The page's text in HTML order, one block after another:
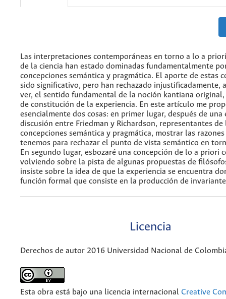
Las interpretaciones contemporáneas en torno a lo a
de la ciencia han estado dominadas fundamentalmente
concepciones semántica y pragmática. El aporte de estas
sido significativo, pero han rechazado injustificadamente,
ver, el sentido fundamental de la noción kantiana original,
de constitución de la experiencia. En este artículo me
esencialmente dos cosas: en primer lugar, después de una
discusión entre Friedman y Richardson, representantes de
concepciones semántica y pragmática, mostrar las
tenemos para rechazar el punto de vista semántico en
En segundo lugar, esbozaré una concepción de lo a priori
volviendo sobre la pista de algunas propuestas de
insiste sobre la idea de que la experiencia se encuentra
función formal que consiste en la producción de
Licencia
Derechos de autor 2016 Universidad Nacional de
Esta obra está bajo una licencia internacional Creative